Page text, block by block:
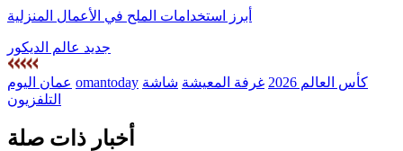
أبرز استخدامات الملح في الأعمال المنزلية
جديد عالم الديكور
عمان اليوم omantoday كأس العالم 2026 غرفة المعيشة شاشة
التلفزيون
أخبار ذات صلة